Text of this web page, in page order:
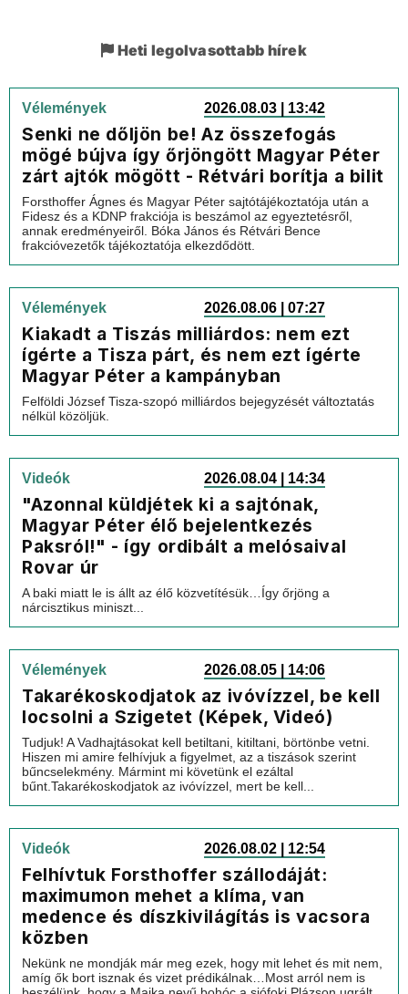
Heti legolvasottabb hírek
Vélemények 2026.08.03 | 13:42
Senki ne dőljön be! Az összefogás
mögé bújva így őrjöngött Magyar Péter
zárt ajtók mögött - Rétvári borítja a bilit
Forsthoffer Ágnes és Magyar Péter sajtótájékoztatója után a
Fidesz és a KDNP frakciója is beszámol az egyeztetésről,
annak eredményeiről. Bóka János és Rétvári Bence
frakcióvezetők tájékoztatója elkezdődött.
Vélemények 2026.08.06 | 07:27
Kiakadt a Tiszás milliárdos: nem ezt
ígérte a Tisza párt, és nem ezt ígérte
Magyar Péter a kampányban
Felföldi József Tisza-szopó milliárdos bejegyzését változtatás
nélkül közöljük.
Videók 2026.08.04 | 14:34
"Azonnal küldjétek ki a sajtónak,
Magyar Péter élő bejelentkezés
Paksról!" - így ordibált a melósaival
Rovar úr
A baki miatt le is állt az élő közvetítésük…Így őrjöng a
nárcisztikus miniszt...
Vélemények 2026.08.05 | 14:06
Takarékoskodjatok az ivóvízzel, be kell
locsolni a Szigetet (Képek, Videó)
Tudjuk! A Vadhajtásokat kell betiltani, kitiltani, börtönbe vetni.
Hiszen mi amire felhívjuk a figyelmet, az a tiszások szerint
bűncselekmény. Mármint mi követünk el ezáltal
bűnt.Takarékoskodjatok az ivóvízzel, mert be kell...
Videók 2026.08.02 | 12:54
Felhívtuk Forsthoffer szállodáját:
maximumon mehet a klíma, van
medence és díszkivilágítás is vacsora
közben
Nekünk ne mondják már meg ezek, hogy mit lehet és mit nem,
amíg ők bort isznak és vizet prédikálnak…Most arról nem is